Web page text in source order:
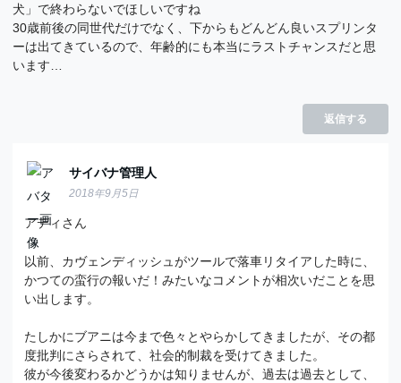
犬」で終わらないでほしいですね
30歳前後の同世代だけでなく、下からもどんどん良いスプリンタ
ーは出てきているので、年齢的にも本当にラストチャンスだと思
います…
返信する
サイバナ管理人
2018年9月5日
アディさん
以前、カヴェンディッシュがツールで落車リタイアした時に、
かつての蛮行の報いだ！みたいなコメントが相次いだことを思
い出します。
たしかにブアニは今まで色々とやらかしてきましたが、その都
度批判にさらされて、社会的制裁を受けてきました。
彼が今後変わるかどうかは知りませんが、過去は過去として、